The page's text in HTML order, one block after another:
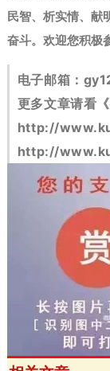
民智、析实情、献
奋斗。 欢迎您积极
电子邮箱：
更多文章请看
http://
http://